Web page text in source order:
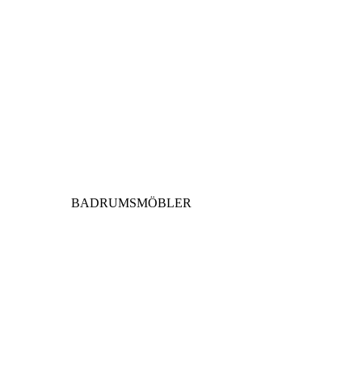
BADRUMSMÖBLER